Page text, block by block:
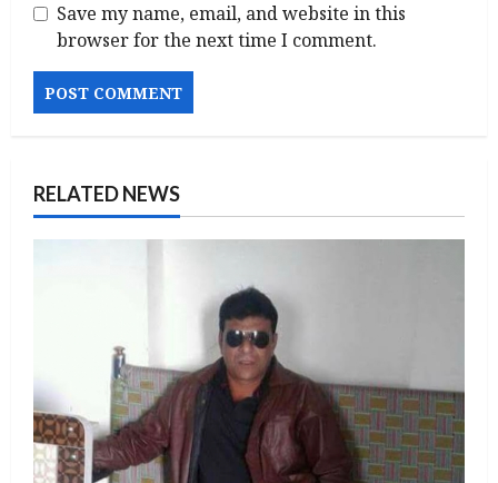
Save my name, email, and website in this
browser for the next time I comment.
RELATED NEWS